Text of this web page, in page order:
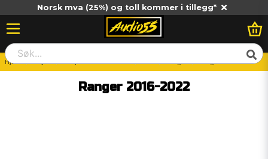
Norsk mva (25%) og toll kommer i tillegg*
Hjem Billjud Vad passar till min bil? Ford Ranger Ranger 2016-2022
Ranger 2016-2022